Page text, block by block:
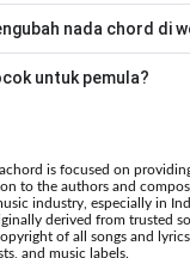
.
mengikuti nada asli
nada chord di
menurunkan nada.
untuk pemula?
oleh pemula tanpa menghilangkan
is focused on
to the authors and
industry, especially in
derived from trusted
of all songs and
and music labels.